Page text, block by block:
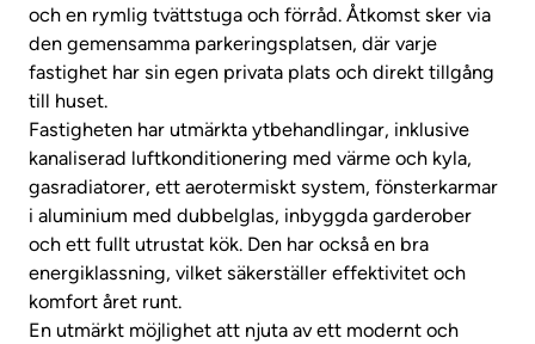
och en rymlig tvättstuga och förråd. Åtkomst sker via
den gemensamma parkeringsplatsen, där varje
fastighet har sin egen privata plats och direkt tillgång
till huset.
Fastigheten har utmärkta ytbehandlingar, inklusive
kanaliserad luftkonditionering med värme och kyla,
gasradiatorer, ett aerotermiskt system, fönsterkarmar
i aluminium med dubbelglas, inbyggda garderober
och ett fullt utrustat kök. Den har också en bra
energiklassning, vilket säkerställer effektivitet och
komfort året runt.
En utmärkt möjlighet att njuta av ett modernt och